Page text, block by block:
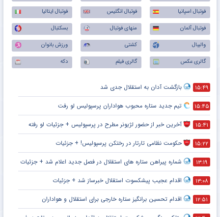
فوتبال اسپانیا
فوتبال انگلیس
فوتبال ایتالیا
فوتبال آلمان
منهای فوتبال
بسکتبال
والیبال
کشتی
ورزش بانوان
گالری عکس
گالری فیلم دکه
۱۵:۴۹ بازگشت آدان به استقلال جدی شد
۱۵:۴۵ تیم جدید ستاره محبوب هواداران پرسپولیس لو رفت
۱۵:۴۱ آخرین خبر از حضور لژیونر مطرح در پرسپولیس + جزئیات لو رفته
۱۵:۲۲ حکومت نظامی تارتار در رختکن پرسپولیس! + جزئیات
۱۳:۱۹ شماره پیراهن ستاره های استقلال در فصل جدید اعلام شد + جزئیات
۱۳:۰۸ اقدام عجیب پیشکسوت استقلال خبرساز شد + جزئیات
۱۲:۵۱ اقدام تحسین برانگیز ستاره خارجی برای استقلال و هواداران